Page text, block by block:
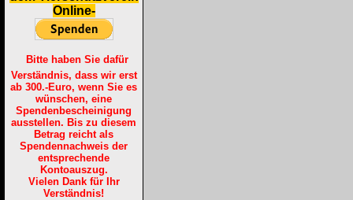
Online-
Bitte haben Sie dafür
Verständnis, dass wir erst
ab 300.-Euro, wenn Sie es
wünschen, eine
Spendenbescheinigung
ausstellen. Bis zu diesem
Betrag reicht als
Spendennachweis der
entsprechende
Kontoauszug.
Vielen Dank für Ihr
Verständnis!